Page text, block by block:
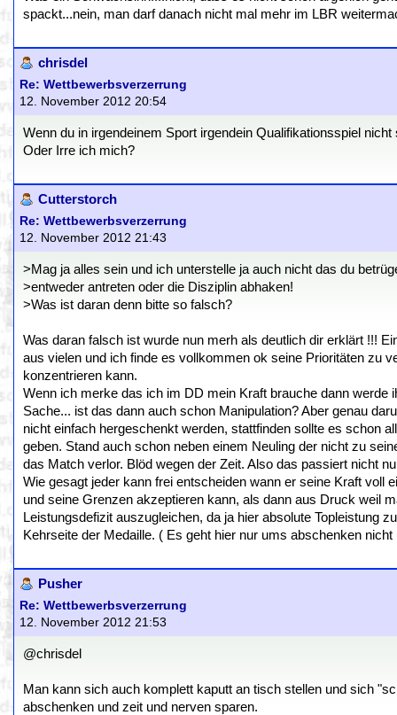
spackt...nein, man darf danach nicht mal mehr im LBR
chrisdel
Re: Wettbewerbsverzerrung
12. November 2012 20:54
Wenn du in irgendeinem Sport irgendein Qualifikationsspiel
Oder Irre ich mich?
Cutterstorch
Re: Wettbewerbsverzerrung
12. November 2012 21:43
>Mag ja alles sein und ich unterstelle ja auch nicht das du
>entweder antreten oder die Disziplin abhaken!
>Was ist daran denn bitte so falsch?
Was daran falsch ist wurde nun merh als deutlich dir erklärt !!!
aus vielen und ich finde es vollkommen ok seine Prioritäten zu
konzentrieren kann.
Wenn ich merke das ich im DD mein Kraft brauche dann
Sache... ist das dann auch schon Manipulation? Aber genau
nicht einfach hergeschenkt werden, stattfinden sollte es schon
geben. Stand auch schon neben einem Neuling der nicht zu
das Match verlor. Blöd wegen der Zeit. Also das passiert nicht
Wie gesagt jeder kann frei entscheiden wann er seine Kraft voll
und seine Grenzen akzeptieren kann, als dann aus Druck weil
Leistungsdefizit auszugleichen, da ja hier absolute Topleistung
Kehrseite der Medaille. ( Es geht hier nur ums abschenken
Pusher
Re: Wettbewerbsverzerrung
12. November 2012 21:53
@chrisdel
Man kann sich auch komplett kaputt an tisch stellen und sich
abschenken und zeit und nerven sparen.